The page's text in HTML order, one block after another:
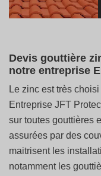
Devis gouttière
notre entreprise
Le zinc est très
Entreprise JFT
sur toutes gouttières
assurées par des
maitrisent les
notamment les